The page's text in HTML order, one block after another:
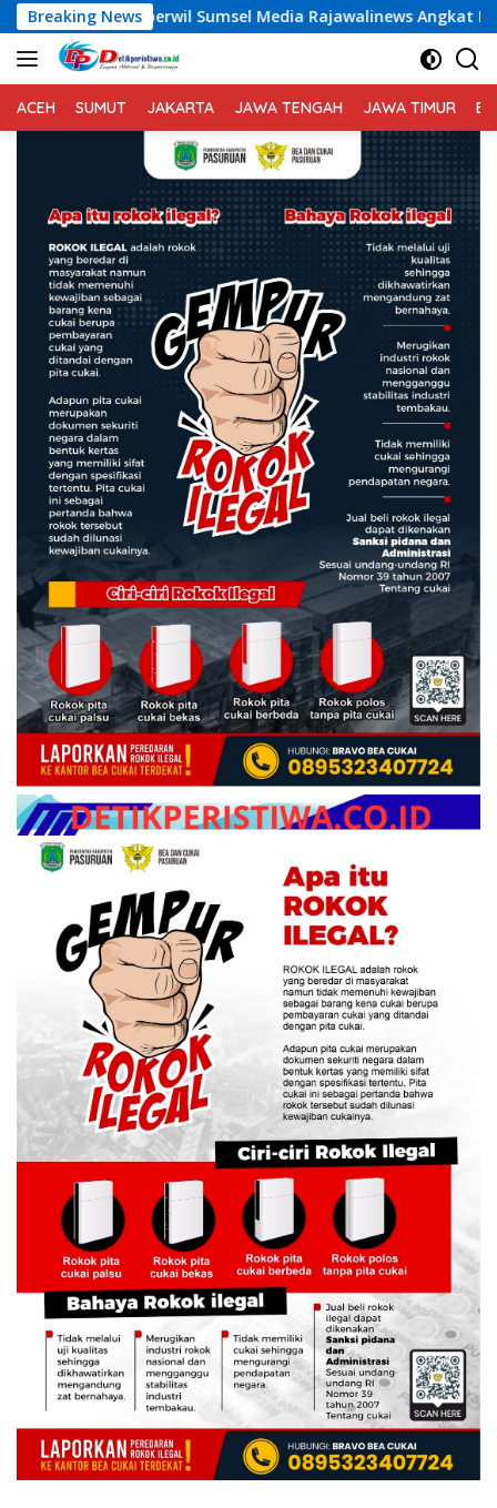
Langsung
ke
konten
Breaking News
Sumsel Media Rajawalinews Angkat Bicara Dugaan
ACEH SUMUT JAKARTA JAWA TENGAH JAWA TIMUR